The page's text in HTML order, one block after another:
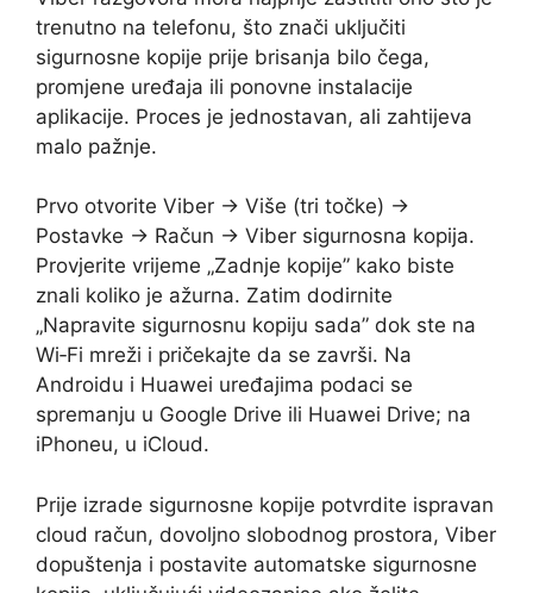
trenutno na telefonu, što znači uključiti
sigurnosne kopije prije brisanja bilo čega,
promjene uređaja ili ponovne instalacije
aplikacije. Proces je jednostavan, ali zahtijeva
malo pažnje.
Prvo otvorite Viber → Više (tri točke) →
Postavke → Račun → Viber sigurnosna kopija.
Provjerite vrijeme „Zadnje kopije” kako biste
znali koliko je ažurna. Zatim dodirnite
„Napravite sigurnosnu kopiju sada” dok ste na
Wi‑Fi mreži i pričekajte da se završi. Na
Androidu i Huawei uređajima podaci se
spremanju u Google Drive ili Huawei Drive; na
iPhoneu, u iCloud.
Prije izrade sigurnosne kopije potvrdite ispravan
cloud račun, dovoljno slobodnog prostora, Viber
dopuštenja i postavite automatske sigurnosne